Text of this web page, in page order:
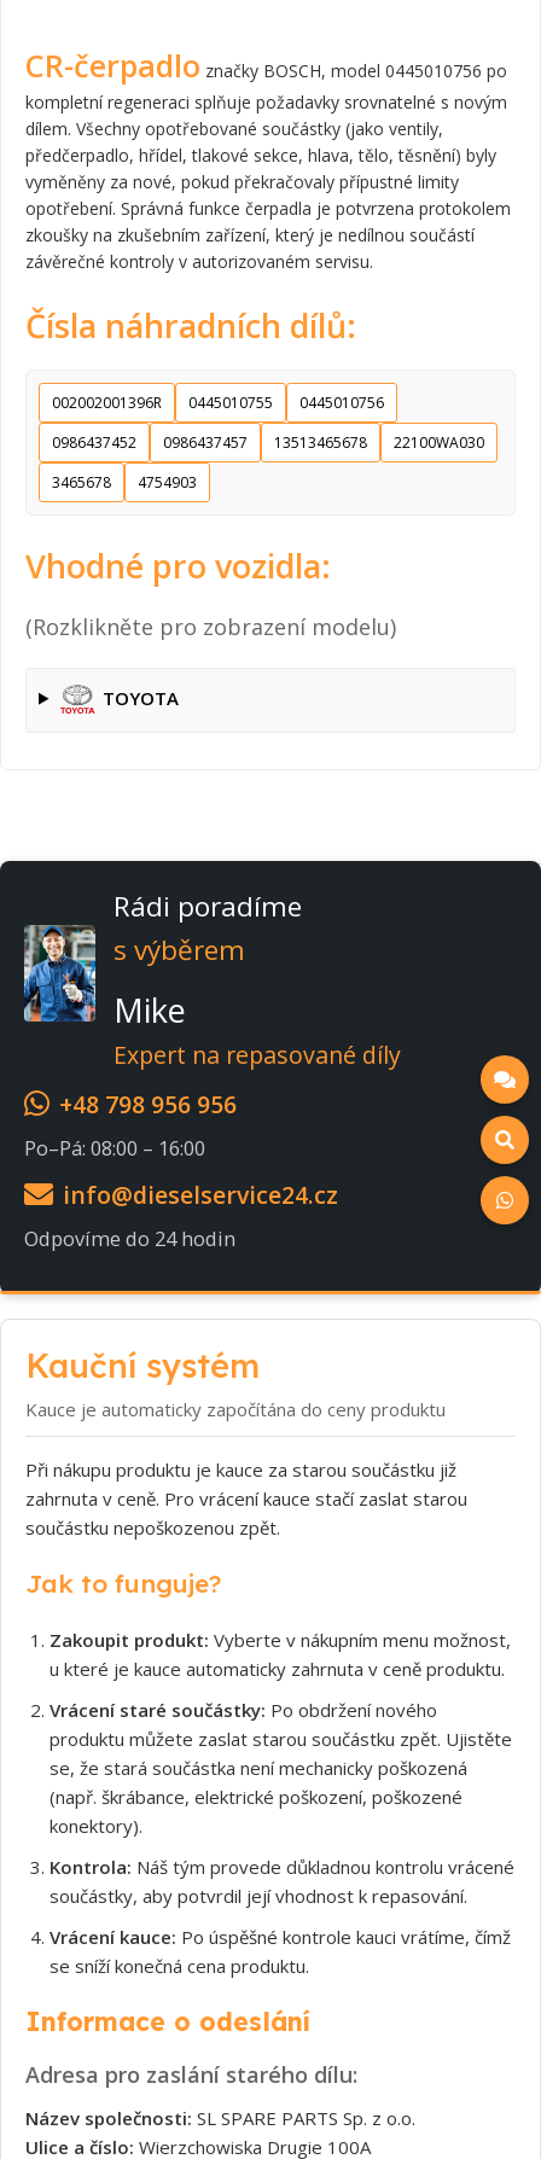
CR-čerpadlo značky BOSCH, model 0445010756 po
kompletní regeneraci splňuje požadavky srovnatelné s novým
dílem. Všechny opotřebované součástky (jako ventily,
předčerpadlo, hřídel, tlakové sekce, hlava, tělo, těsnění) byly
vyměněny za nové, pokud překračovaly přípustné limity
opotřebení. Správná funkce čerpadla je potvrzena protokolem
zkoušky na zkušebním zařízení, který je nedílnou součástí
závěrečné kontroly v autorizovaném servisu.
Čísla náhradních dílů:
002002001396R 0445010755
0445010756
0986437452
0986437457 13513465678
22100WA030
3465678
4754903
Vhodné pro vozidla:
(Rozklikněte pro zobrazení modelu)
TOYOTA
Rádi poradíme
s výběrem
Mike
Expert na repasované díly
+48 798 956 956
Po–Pá: 08:00 – 16:00
info@dieselservice24.cz
Odpovíme do 24 hodin
Kauční systém
Kauce je automaticky započítána do ceny produktu
Při nákupu produktu je kauce za starou součástku již
zahrnuta v ceně. Pro vrácení kauce stačí zaslat starou
součástku nepoškozenou zpět.
Jak to funguje?
Zakoupit produkt: Vyberte v nákupním menu možnost,
u které je kauce automaticky zahrnuta v ceně produktu.
Vrácení staré součástky: Po obdržení nového
produktu můžete zaslat starou součástku zpět. Ujistěte
se, že stará součástka není mechanicky poškozená
(např. škrábance, elektrické poškození, poškozené
konektory).
Kontrola: Náš tým provede důkladnou kontrolu vrácené
součástky, aby potvrdil její vhodnost k repasování.
Vrácení kauce: Po úspěšné kontrole kauci vrátíme, čímž
se sníží konečná cena produktu.
Informace o odeslání
Adresa pro zaslání starého dílu:
Název společnosti: SL SPARE PARTS Sp. z o.o.
Ulice a číslo: Wierzchowiska Drugie 100A